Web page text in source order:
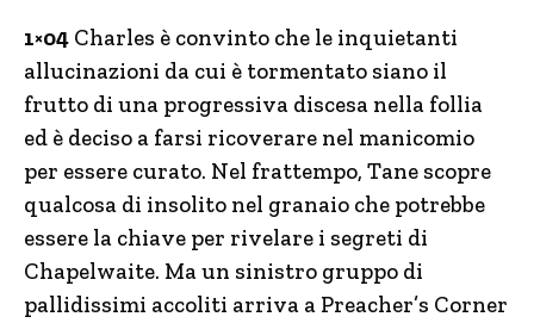
1×04 Charles è convinto che le inquietanti
allucinazioni da cui è tormentato siano il
frutto di una progressiva discesa nella follia
ed è deciso a farsi ricoverare nel manicomio
per essere curato. Nel frattempo, Tane scopre
qualcosa di insolito nel granaio che potrebbe
essere la chiave per rivelare i segreti di
Chapelwaite. Ma un sinistro gruppo di
pallidissimi accoliti arriva a Preacher’s Corner